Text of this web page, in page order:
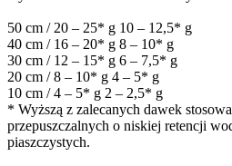
50 cm / 20 – 25* g 10 – 12,5* g
40 cm / 16 – 20* g 8 – 10* g
30 cm / 12 – 15* g 6 – 7,5* g
20 cm / 8 – 10* g 4 – 5* g
10 cm / 4 – 5* g 2 – 2,5* g
* Wyższą z zalecanych dawek
przepuszczalnych o niskiej retencji
piaszczystych.